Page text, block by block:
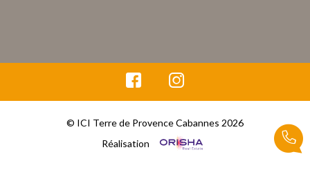
© ICI Terre de Provence Cabannes 2026
Réalisation